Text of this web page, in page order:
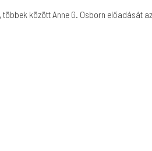
között Anne G. Osborn előadását